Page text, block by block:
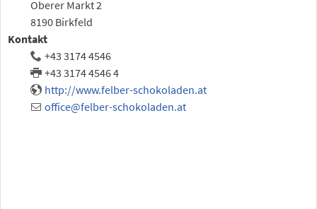
Oberer Markt 2
8190 Birkfeld
Kontakt
+43 3174 4546
+43 3174 4546 4
http://www.felber-schokoladen.at
office@felber-schokoladen.at